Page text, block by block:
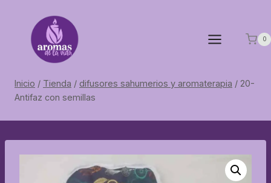
contenido
0
Inicio / Tienda / difusores sahumerios y aromaterapia / 20-
Antifaz con semillas